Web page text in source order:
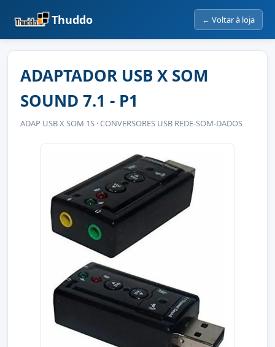
Thuddo ← Voltar à loja
ADAPTADOR USB X SOM
SOUND 7.1 - P1
ADAP USB X SOM 1S · CONVERSORES USB REDE-SOM-DADOS